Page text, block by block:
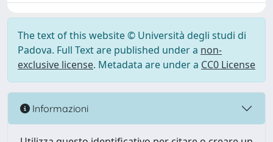
The text of this website © Università degli studi di
Padova. Full Text are published under a non-
exclusive license. Metadata are under a CC0 License
Informazioni